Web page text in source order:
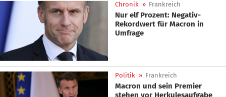
Chronik » Frankreich
Nur elf Prozent: Negativ-
Rekordwert für Macron in
Umfrage
Politik » Frankreich
Macron und sein Premier
stehen vor Herkulesaufgabe